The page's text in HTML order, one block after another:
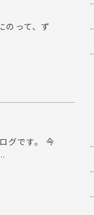
って、ず
グです。 今